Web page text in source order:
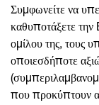
Συμφωνείτε να
καθυποτάξετε την
ομίλου της, τους
οποιεσδήποτε
που προκύπτουν